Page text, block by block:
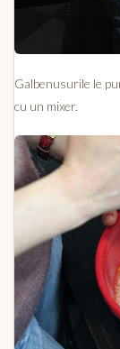
Galbenusurile le
cu un mixer.